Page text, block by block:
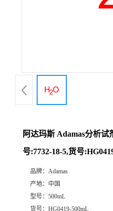
阿达玛斯 Adamas分析试
号:7732-18-5,货号
品牌： Adamas
产地： 中国
型号： 500mL
货号： HG0419-500mL